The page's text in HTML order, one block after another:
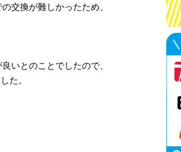
交換が難しかったため、
いとのことでしたので、
た。